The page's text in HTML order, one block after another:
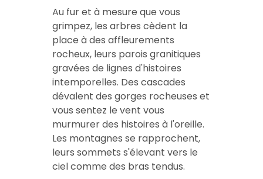
Au fur et à mesure que vous
grimpez, les arbres cèdent la
place à des affleurements
rocheux, leurs parois granitiques
gravées de lignes d'histoires
intemporelles. Des cascades
dévalent des gorges rocheuses et
vous sentez le vent vous
murmurer des histoires à l'oreille.
Les montagnes se rapprochent,
leurs sommets s'élevant vers le
ciel comme des bras tendus.